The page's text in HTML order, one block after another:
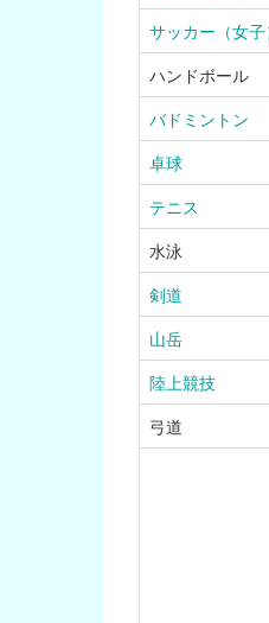
サッカー（女子
ハンドボール
バドミントン
卓球
テニス
水泳
剣道
山岳
陸上競技
弓道